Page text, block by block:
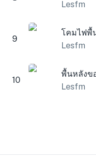
Lesfm
9
Lesfm
10
Lesfm